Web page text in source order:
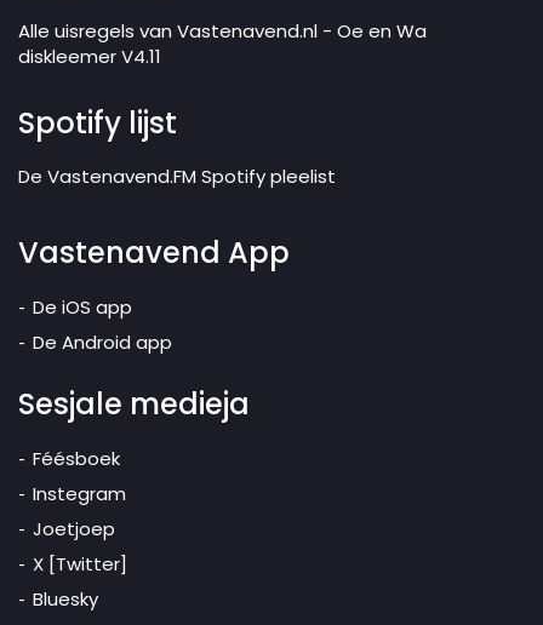
Alle uisregels van Vastenavend.nl - Oe en Wa
diskleemer V4.11
Spotify lijst
De Vastenavend.FM Spotify pleelist
Vastenavend App
De iOS app
De Android app
Sesjale medieja
Féésboek
Instegram
Joetjoep
X [Twitter]
Bluesky